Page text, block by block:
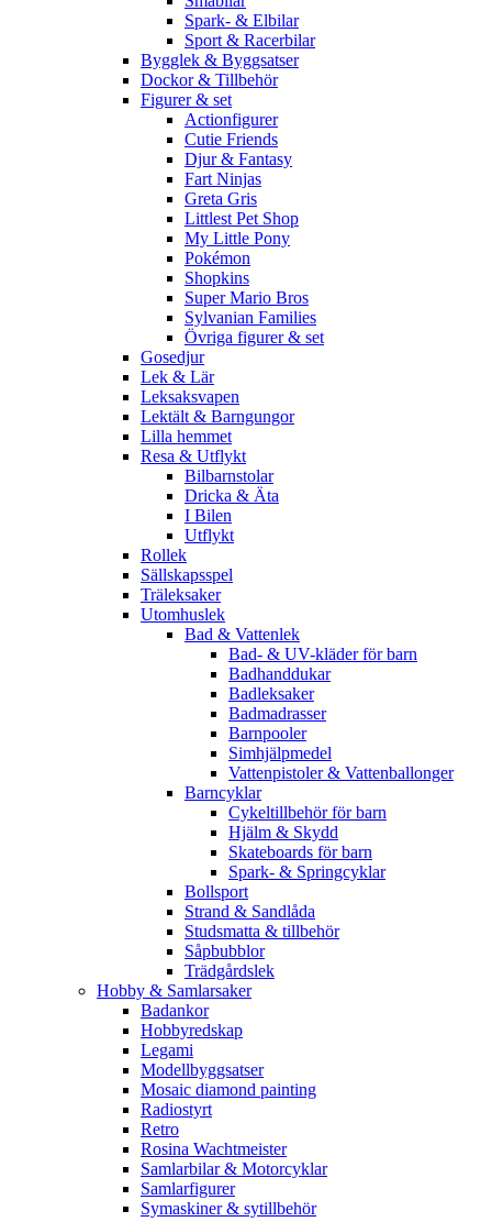
Spark- & Elbilar
Sport & Racerbilar
Bygglek & Byggsatser
Dockor & Tillbehör
Figurer & set
Actionfigurer
Cutie Friends
Djur & Fantasy
Fart Ninjas
Greta Gris
Littlest Pet Shop
My Little Pony
Pokémon
Shopkins
Super Mario Bros
Sylvanian Families
Övriga figurer & set
Gosedjur
Lek & Lär
Leksaksvapen
Lektält & Barngungor
Lilla hemmet
Resa & Utflykt
Bilbarnstolar
Dricka & Äta
I Bilen
Utflykt
Rollek
Sällskapsspel
Träleksaker
Utomhuslek
Bad & Vattenlek
Bad- & UV-kläder för barn
Badhanddukar
Badleksaker
Badmadrasser
Barnpooler
Simhjälpmedel
Vattenpistoler & Vattenballonger
Barncyklar
Cykeltillbehör för barn
Hjälm & Skydd
Skateboards för barn
Spark- & Springcyklar
Bollsport
Strand & Sandlåda
Studsmatta & tillbehör
Såpbubblor
Trädgårdslek
Hobby & Samlarsaker
Badankor
Hobbyredskap
Legami
Modellbyggsatser
Mosaic diamond painting
Radiostyrt
Retro
Rosina Wachtmeister
Samlarbilar & Motorcyklar
Samlarfigurer
Symaskiner & sytillbehör